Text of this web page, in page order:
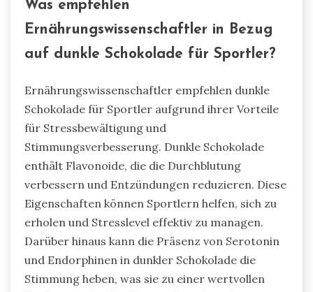
Was empfehlen
Ernährungswissenschaftler in Bezug
auf dunkle Schokolade für Sportler?
Ernährungswissenschaftler empfehlen dunkle
Schokolade für Sportler aufgrund ihrer Vorteile
für Stressbewältigung und
Stimmungsverbesserung. Dunkle Schokolade
enthält Flavonoide, die die Durchblutung
verbessern und Entzündungen reduzieren. Diese
Eigenschaften können Sportlern helfen, sich zu
erholen und Stresslevel effektiv zu managen.
Darüber hinaus kann die Präsenz von Serotonin
und Endorphinen in dunkler Schokolade die
Stimmung heben, was sie zu einer wertvollen